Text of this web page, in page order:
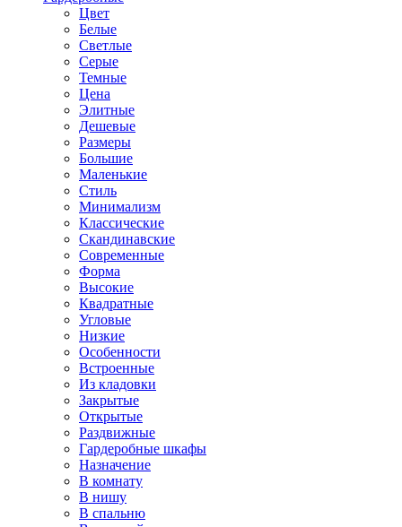
Цвет
Белые
Светлые
Серые
Темные
Цена
Элитные
Дешевые
Размеры
Большие
Маленькие
Стиль
Минимализм
Классические
Скандинавские
Современные
Форма
Высокие
Квадратные
Угловые
Низкие
Особенности
Встроенные
Из кладовки
Закрытые
Открытые
Раздвижные
Гардеробные шкафы
Назначение
В комнату
В нишу
В спальню